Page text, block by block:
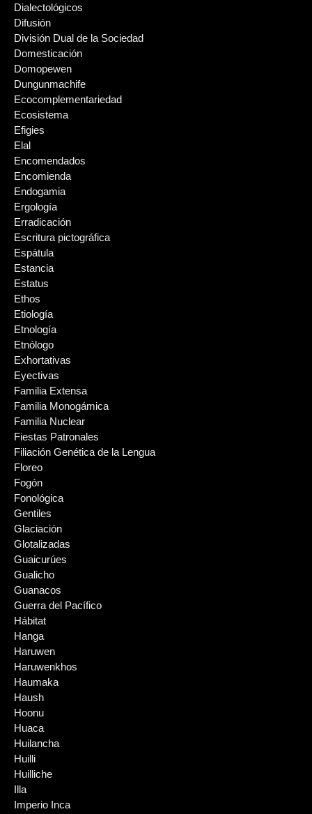
Dialectológicos
Difusión
División Dual de la Sociedad
Domesticación
Domopewen
Dungunmachife
Ecocomplementariedad
Ecosistema
Efigies
Elal
Encomendados
Encomienda
Endogamia
Ergología
Erradicación
Escritura pictográfica
Espátula
Estancia
Estatus
Ethos
Etiología
Etnología
Etnólogo
Exhortativas
Eyectivas
Familia Extensa
Familia Monogámica
Familia Nuclear
Fiestas Patronales
Filiación Genética de la Lengua
Floreo
Fogón
Fonológica
Gentiles
Glaciación
Glotalizadas
Guaicurúes
Gualicho
Guanacos
Guerra del Pacífico
Hábitat
Hanga
Haruwen
Haruwenkhos
Haumaka
Haush
Hoonu
Huaca
Huilancha
Huilli
Huilliche
Illa
Imperio Inca